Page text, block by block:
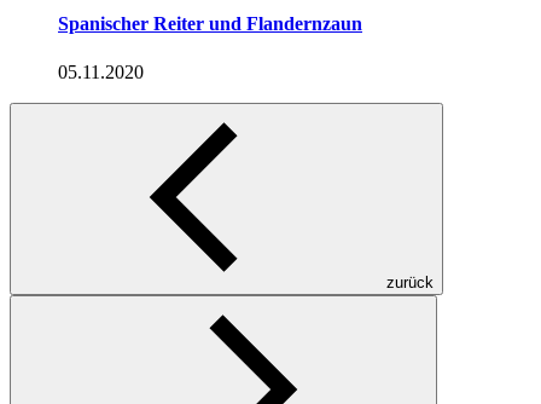
Spanischer Reiter und Flandernzaun
05.11.2020
zurück